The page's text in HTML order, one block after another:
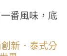
番風味，底